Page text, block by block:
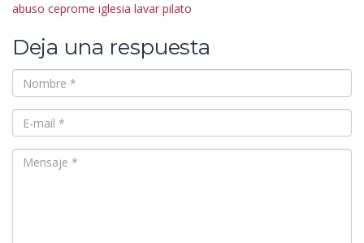
abuso ceprome iglesia lavar pilato
Deja una respuesta